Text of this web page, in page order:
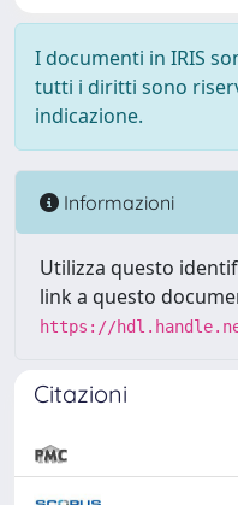
I documenti in IRIS
tutti i diritti sono
indicazione.
Informazioni
Utilizza questo
link a questo
https://
Citazioni